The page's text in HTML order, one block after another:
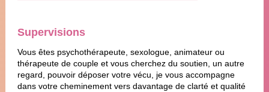
Supervisions
Vous êtes psychothérapeute, sexologue, animateur ou
thérapeute de couple et vous cherchez du soutien, un autre
regard, pouvoir déposer votre vécu, je vous accompagne
dans votre cheminement vers davantage de clarté et qualité